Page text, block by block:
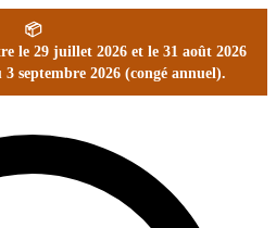
📦
le 29 juillet 2026 et le 31 août 2026
septembre 2026 (congé annuel).